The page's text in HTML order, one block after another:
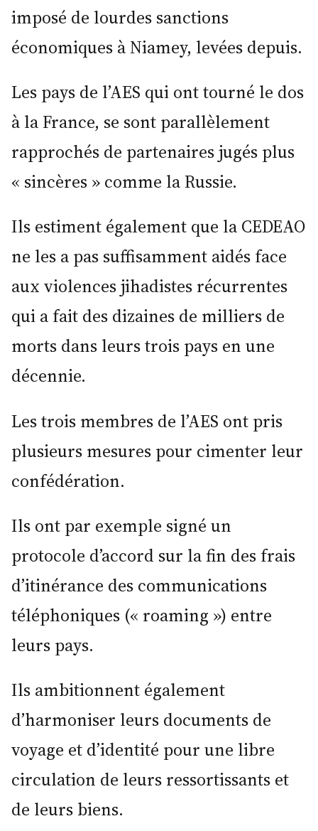
imposé de lourdes sanctions
économiques à Niamey, levées depuis.
Les pays de l’AES qui ont tourné le dos
à la France, se sont parallèlement
rapprochés de partenaires jugés plus
« sincères » comme la Russie.
Ils estiment également que la CEDEAO
ne les a pas suffisamment aidés face
aux violences jihadistes récurrentes
qui a fait des dizaines de milliers de
morts dans leurs trois pays en une
décennie.
Les trois membres de l’AES ont pris
plusieurs mesures pour cimenter leur
confédération.
Ils ont par exemple signé un
protocole d’accord sur la fin des frais
d’itinérance des communications
téléphoniques (« roaming ») entre
leurs pays.
Ils ambitionnent également
d’harmoniser leurs documents de
voyage et d’identité pour une libre
circulation de leurs ressortissants et
de leurs biens.